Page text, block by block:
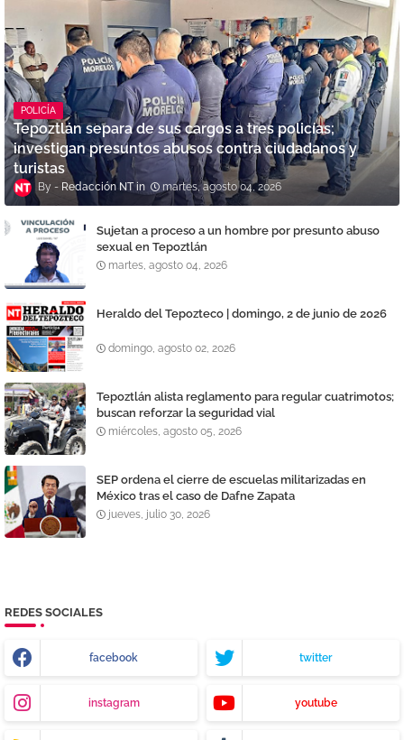
POLICÍA
Tepoztlán separa de sus cargos a tres policías;
investigan presuntos abusos contra ciudadanos y
turistas
Redacción NT martes, agosto 04, 2026
Sujetan a proceso a un hombre por presunto abuso
sexual en Tepoztlán
martes, agosto 04, 2026
Heraldo del Tepozteco | domingo, 2 de junio de 2026
domingo, agosto 02, 2026
Tepoztlán alista reglamento para regular cuatrimotos;
buscan reforzar la seguridad vial
miércoles, agosto 05, 2026
SEP ordena el cierre de escuelas militarizadas en
México tras el caso de Dafne Zapata
jueves, julio 30, 2026
REDES SOCIALES
facebook twitter
instagram youtube